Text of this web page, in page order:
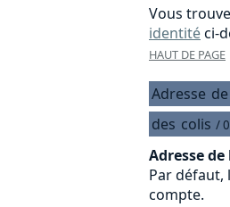
Vous
identitéci-
HAUT DE PAGE
Adresse de
des colis /
Adresse
Par défaut,
compte.